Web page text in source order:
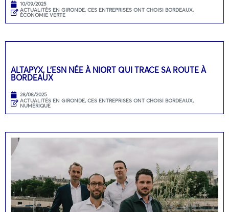
10/09/2025
ACTUALITÉS EN GIRONDE, CES ENTREPRISES ONT CHOISI BORDEAUX,
ÉCONOMIE VERTE
ALTAPYX, L’ESN NÉE À NIORT QUI TRACE SA ROUTE À
BORDEAUX
28/08/2025
ACTUALITÉS EN GIRONDE, CES ENTREPRISES ONT CHOISI BORDEAUX,
NUMÉRIQUE